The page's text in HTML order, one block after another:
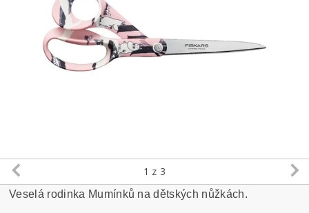
1 z 3
Veselá rodinka Mumínků na dětských nůžkách.